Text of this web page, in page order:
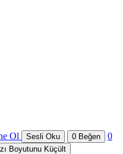
Ol Sesli Oku 0 Beğen
0
Boyutunu Küçült